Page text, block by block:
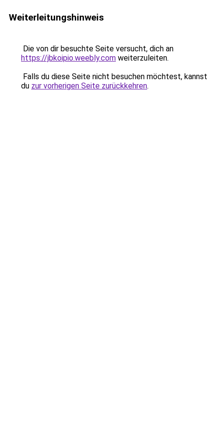
Weiterleitungshinweis
Die von dir besuchte Seite versucht, dich an
https://jbkoipio.weebly.com weiterzuleiten.
Falls du diese Seite nicht besuchen möchtest, kannst
du zur vorherigen Seite zurückkehren.